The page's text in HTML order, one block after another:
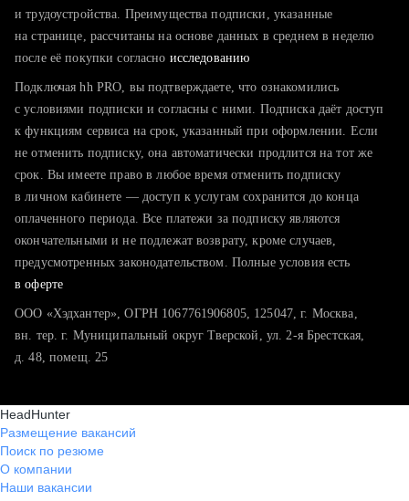
тратите много времени на поиск и вручную поднимаете
хотите сравнить себя с конкурентами и оценить шансы
и трудоустройства. Преимущества подписки, указанные
на странице, рассчитаны на основе данных в среднем в неделю
после её покупки согласно исследованию
Подключая hh PRO, вы подтверждаете, что ознакомились
с условиями подписки и согласны с ними. Подписка даёт доступ
к функциям сервиса на срок, указанный при оформлении. Если
не отменить подписку, она автоматически продлится на тот же
срок. Вы имеете право в любое время отменить подписку
в личном кабинете — доступ к услугам сохранится до конца
оплаченного периода. Все платежи за подписку являются
окончательными и не подлежат возврату, кроме случаев,
предусмотренных законодательством. Полные условия есть
в оферте
ООО «Хэдхантер», ОГРН 1067761906805, 125047, г. Москва,
вн. тер. г. Муниципальный округ Тверской, ул. 2-я Брестская,
д. 48, помещ. 25
HeadHunter
Размещение вакансий
Поиск по резюме
О компании
Наши вакансии